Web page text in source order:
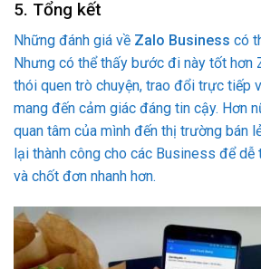
5. Tổng kết
Những đánh giá về Zalo Business có
Nhưng có thể thấy bước đi này tốt hơn
thói quen trò chuyện, trao đổi trực tiếp
mang đến cảm giác đáng tin cậy. Hơn
quan tâm của mình đến thị trường bán
lại thành công cho các Business để dễ
và chốt đơn nhanh hơn.